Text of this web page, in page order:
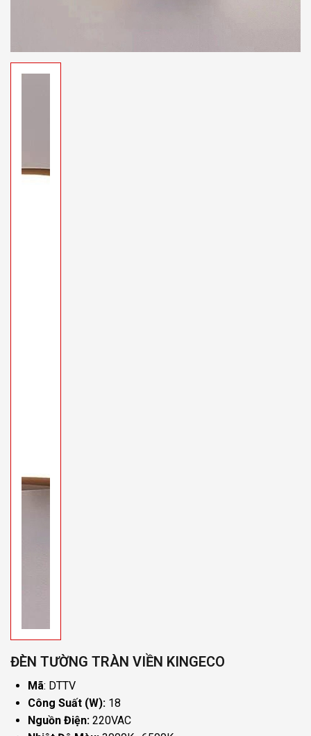
ĐÈN TƯỜNG TRÀN VIỀN KINGECO
Mã: DTTV
Công Suất (W): 18
Nguồn Điện: 220VAC